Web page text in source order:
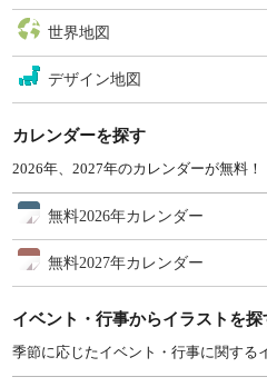
世界地図
デザイン地図
カレンダーを探す
2026年、2027年のカレンダーが無料！
無料2026年カレンダー
無料2027年カレンダー
イベント・行事からイラストを探
季節に応じたイベント・行事に関する